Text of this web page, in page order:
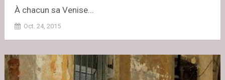
À chacun sa Venise...
Oct. 24, 2015